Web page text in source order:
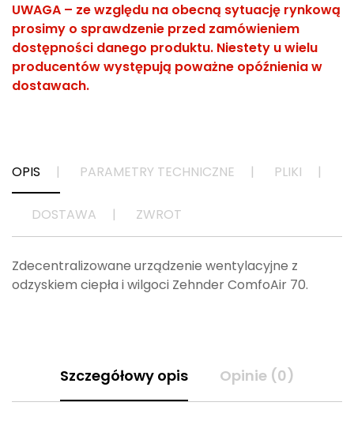
UWAGA – ze względu na obecną sytuację rynkową
prosimy o sprawdzenie przed zamówieniem
dostępności danego produktu. Niestety u wielu
producentów występują poważne opóźnienia w
dostawach.
OPIS PARAMETRY TECHNICZNE PLIKI
DOSTAWA ZWROT
Zdecentralizowane urządzenie wentylacyjne z
odzyskiem ciepła i wilgoci Zehnder ComfoAir 70.
Szczegółowy opis Opinie (0)